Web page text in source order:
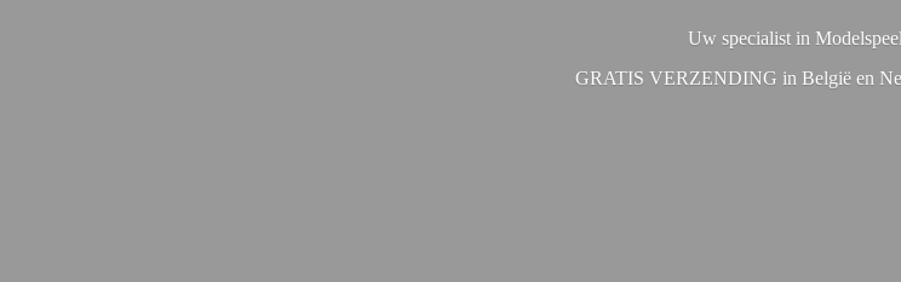
Uw specialist in
GRATIS VERZENDING in België en